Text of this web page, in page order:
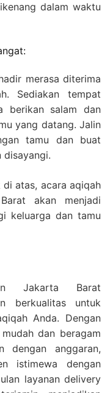
dalam waktu
merasa diterima
Sediakan tempat
berikan salam dan
yang datang. Jalin
tamu dan buat
disayangi.
atas, acara aqiqah
akan menjadi
keluarga dan tamu
Jakarta Barat
berkualitas untuk
Anda. Dengan
dan beragam
dengan anggaran,
istimewa dengan
layanan delivery